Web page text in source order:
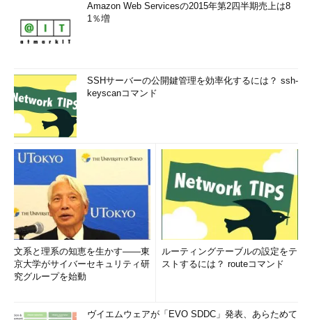
Amazon Web Servicesの2015年第2四半期売上は8
1％増
SSHサーバーの公開鍵管理を効率化するには？ ssh-
keyscanコマンド
文系と理系の知恵を生かす――東
京大学がサイバーセキュリティ研
究グループを始動
ルーティングテーブルの設定をテ
ストするには？ routeコマンド
ヴイエムウェアが「EVO SDDC」発表、あらためて